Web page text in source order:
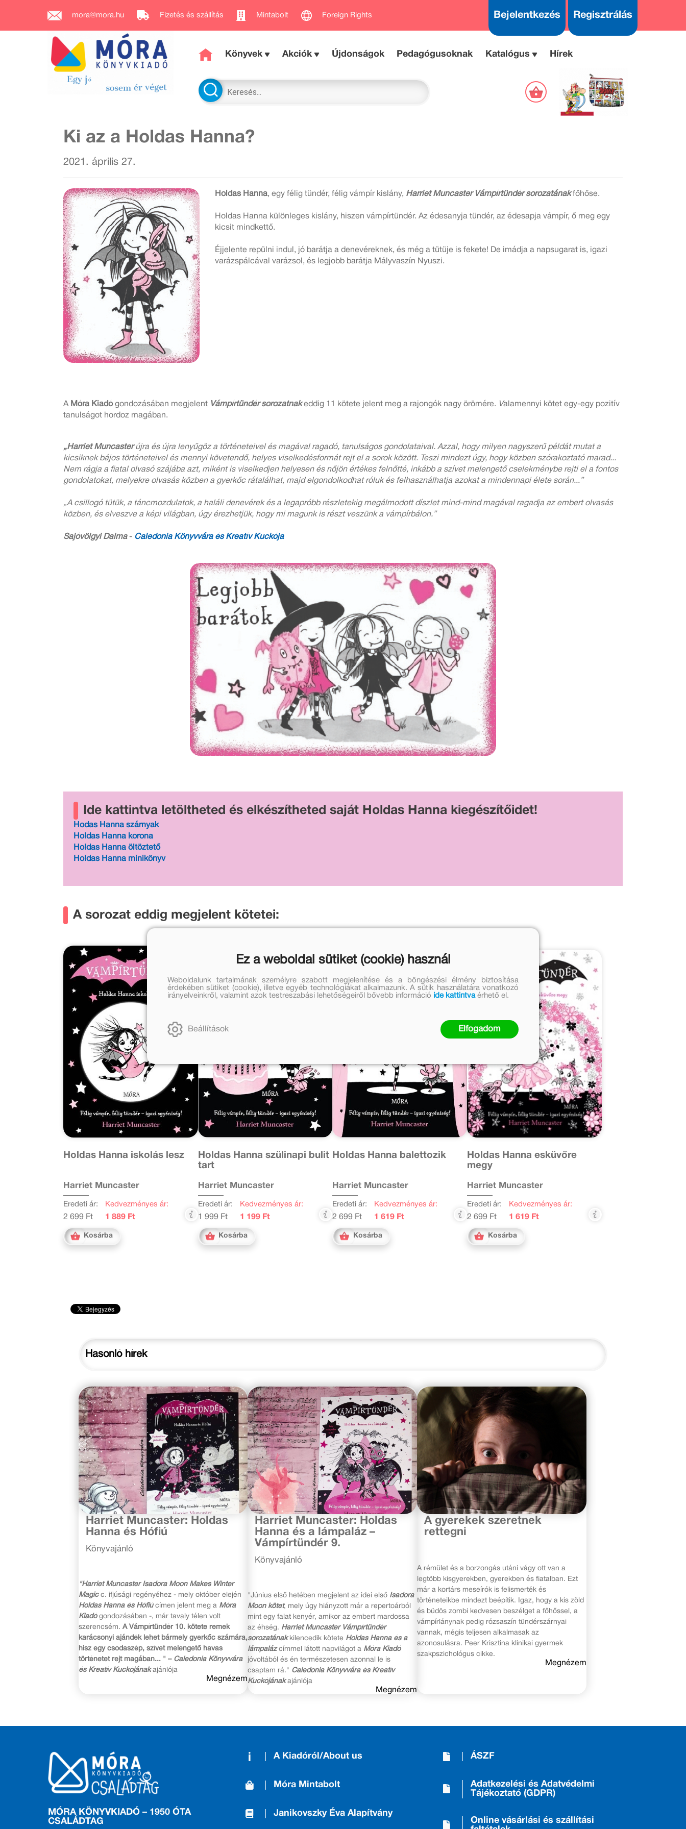
mora@mora.hu Fizetés és szállítás Mintabolt Foreign Rights Bejelentkezés Regisztrálás
Könyvek Akciók Újdonságok Pedagógusoknak Katalógus Hírek
Ki az a Holdas Hanna?
2021. április 27.
Holdas Hanna, egy félig tündér, félig vámpír kislány, Harriet Muncaster Vámpírtündér sorozatánakfőhőse.
Holdas Hanna különleges kislány, hiszen vámpírtündér. Az édesanyja tündér, az édesapja vámpír, ő meg egy
kicsit mindkettő.
Éjjelente repülni indul, jó barátja a denevéreknek, és még a tütüje is fekete! De imádja a napsugarat is, igazi
varázspálcával varázsol, és legjobb barátja Mályvaszín Nyuszi.
A Móra Kiadógondozásában megjelentVámpírtündér sorozatnakeddig 11 kötete jelent meg a rajongók nagy örömére. Valamennyi kötet egy-egy pozitív
tanulságot hordoz magában.
„Harriet Muncasterújra és újra lenyűgöz a történeteivel és magával ragadó, tanulságos gondolataival. Azzal, hogy milyen nagyszerű példát mutat a
kicsiknek bájos történeteivel és mennyi követendő, helyes viselkedésformát rejt el a sorok között. Teszi mindezt úgy, hogy közben szórakoztató marad...
Nem rágja a fiatal olvasó szájába azt, miként is viselkedjen helyesen és nőjön értékes felnőtté, inkább a szívet melengető cselekménybe rejti el a fontos
gondolatokat, melyekre olvasás közben a gyerkőc rátalálhat, majd elgondolkodhat róluk és felhasználhatja azokat a mindennapi élete során...”
„A csillogó tütük, a táncmozdulatok, a haláli denevérek és a legapróbb részletekig megálmodott díszlet mind-mind magával ragadja az embert olvasás
közben, és elveszve a képi világban, úgy érezhetjük, hogy mi magunk is részt veszünk a vámpírbálon.”
Sajóvölgyi Dalma- Caledonia Könyvvára és Kreatív Kuckója
Ide kattintva letöltheted és elkészítheted saját Holdas Hanna kiegészítőidet!
Hodas Hanna szárnyak
Holdas Hanna korona
Holdas Hanna öltöztető
Holdas Hanna minikönyv
A sorozat eddig megjelent kötetei:
Holdas Hanna iskolás lesz
Harriet Muncaster
Eredeti ár:
2 699 Ft
Kedvezményes ár:
1 889 Ft
Kosárba
Holdas Hanna szülinapi bulit
tart
Harriet Muncaster
Eredeti ár:
1 999 Ft
Kedvezményes ár:
1 199 Ft
Kosárba
Holdas Hanna balettozik
Harriet Muncaster
Eredeti ár:
2 699 Ft
Kedvezményes ár:
1 619 Ft
Kosárba
Holdas Hanna esküvőre
megy
Harriet Muncaster
Eredeti ár:
2 699 Ft
Kedvezményes ár:
1 619 Ft
Kosárba
Hasonló hírek
2020. október 30.
Harriet Muncaster: Holdas
Hanna és Hófiú
Könyvajánló
"Harriet Muncaster Isadora Moon Makes Winter
Magicc. ifjúsági regényéhez - mely október elején
Holdas Hanna és Hófiúcímen jelent meg a Móra
Kiadógondozásában -, már tavaly télen volt
szerencsém. A Vámpírtündér 10. kötete remek
karácsonyi ajándék lehet bármely gyerkőc számára,
hisz egy csodaszép, szívet melengető havas
történetet rejt magában... " – Caledonia Könyvvára
és Kreatív Kuckójánakajánlója
Megnézem
2020. június 9.
Harriet Muncaster: Holdas
Hanna és a lámpaláz –
Vámpírtündér 9.
Könyvajánló
"Június első hetében megjelent az idei első Isadora
Moon kötet, mely úgy hiányzott már a repertoárból
mint egy falat kenyér, amikor az embert mardossa
az éhség. Harriet Muncaster Vámpírtündér
sorozatánakkilencedik kötete Holdas Hanna és a
lámpalázcímmel látott napvilágot a Móra Kiadó
jóvoltából és én természetesen azonnal le is
csaptam rá." Caledonia Könyvvára és Kreatív
Kuckójánakajánlója
Megnézem
2019. július 31.
A gyerekek szeretnek
rettegni
A rémület és a borzongás utáni vágy ott van a
legtöbb kisgyerekben, gyerekben és fiatalban. Ezt
már a kortárs meseírók is felismerték és
történeteikbe mindezt beépítik. Igaz, hogy a kis zöld
és büdös zombi kedvesen beszélget a főhőssel, a
vámpírlánynak pedig rózsaszín tündérszárnyai
vannak, mégis teljesen alkalmasak az
azonosulásra. Peer Krisztina klinikai gyermek
szakpszichológus cikke.
Megnézem
MÓRA KÖNYVKIADÓ – 1950 ÓTA
CSALÁDTAG
A Kiadóról/About us
Móra Mintabolt
Janikovszky Éva Alapítvány
ÁSZF
Adatkezelési és Adatvédelmi
Tájékoztató (GDPR)
Online vásárlási és szállítási
Ez a weboldal sütiket (cookie) használ
Weboldalunk tartalmának személyre szabott megjelenítése és a böngészési élmény biztosítása
érdekében sütiket (cookie), illetve egyéb technológiákat alkalmazunk. A sütik használatára vonatkozó
irányelveinkről, valamint azok testreszabási lehetőségeiről bővebb információ ide kattintvaérhető el.
Beállítások Elfogadom